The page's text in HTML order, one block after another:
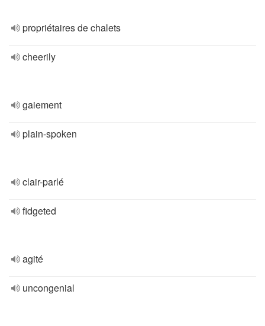
propriétaires de chalets
cheerily
gaiement
plain-spoken
clair-parlé
fidgeted
agité
uncongenial